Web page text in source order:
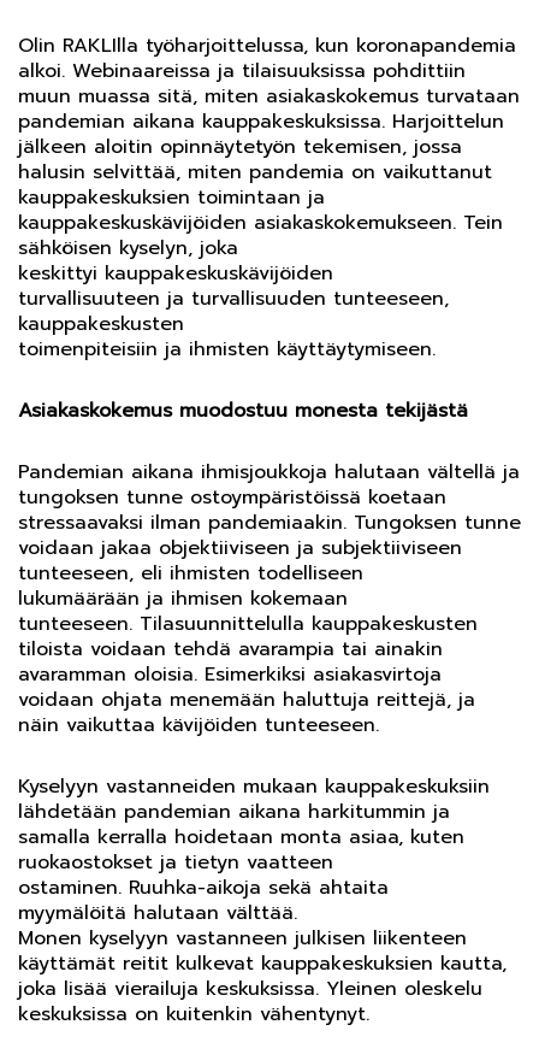
Olin RAKLIlla työharjoittelussa, kun koronapandemia
alkoi. Webinaareissa ja tilaisuuksissa pohdittiin
muun muassa sitä, miten asiakaskokemus turvataan
pandemian aikana kauppakeskuksissa. Harjoittelun
jälkeen aloitin opinnäytetyön tekemisen, jossa
halusin selvittää, miten pandemia on vaikuttanut
kauppakeskuksien toimintaan ja
kauppakeskuskävijöiden asiakaskokemukseen. Tein
sähköisen kyselyn, joka
keskittyi kauppakeskuskävijöiden
turvallisuuteen ja turvallisuuden tunteeseen,
kauppakeskusten
toimenpiteisiin ja ihmisten käyttäytymiseen.
Asiakaskokemus muodostuu monesta tekijästä
Pandemian aikana ihmisjoukkoja halutaan vältellä ja
tungoksen tunne ostoympäristöissä koetaan
stressaavaksi ilman pandemiaakin. Tungoksen tunne
voidaan jakaa objektiiviseen ja subjektiiviseen
tunteeseen, eli ihmisten todelliseen
lukumäärään ja ihmisen kokemaan
tunteeseen. Tilasuunnittelulla kauppakeskusten
tiloista voidaan tehdä avarampia tai ainakin
avaramman oloisia. Esimerkiksi asiakasvirtoja
voidaan ohjata menemään haluttuja reittejä, ja
näin vaikuttaa kävijöiden tunteeseen.
Kyselyyn vastanneiden mukaan kauppakeskuksiin
lähdetään pandemian aikana harkitummin ja
samalla kerralla hoidetaan monta asiaa, kuten
ruokaostokset ja tietyn vaatteen
ostaminen. Ruuhka-aikoja sekä ahtaita
myymälöitä halutaan välttää.
Monen kyselyyn vastanneen julkisen liikenteen
käyttämät reitit kulkevat kauppakeskuksien kautta,
joka lisää vierailuja keskuksissa. Yleinen oleskelu
keskuksissa on kuitenkin vähentynyt.